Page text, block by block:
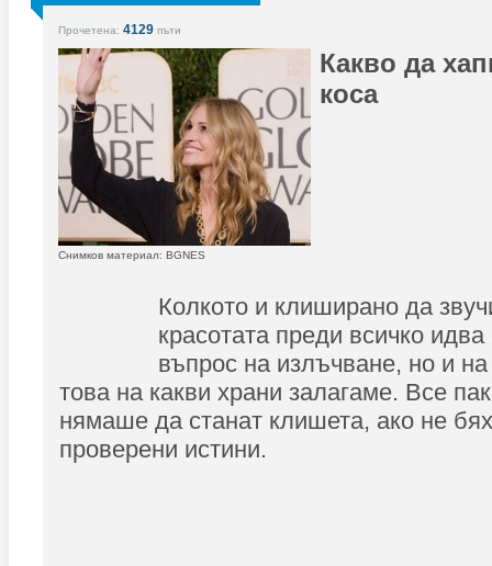
Прочетена: 4129 пъти
Какво да
коса
Снимков материал: BGNES
Колкото и клиширано да
красотата преди всичко
въпрос на излъчване, но и
това на какви храни залагаме. Все
нямаше да станат клишета, ако не
проверени истини.